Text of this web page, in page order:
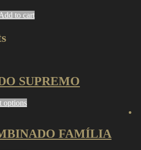
to cart
SUPREMO
options
FAMÍLIA